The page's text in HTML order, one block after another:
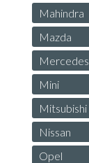
Mahindra
Mazda
Mercedes
Mini
Mitsubishi
Nissan
Opel